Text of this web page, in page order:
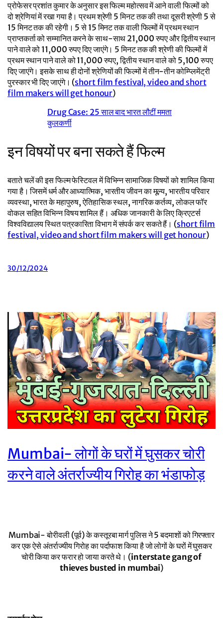
प्रोफेसर प्रशांत कुमार के अनुसार इस फिल्म महोत्सव में आने वाली फिल्मों को
दो श्रेणियां में रखा गया है। प्रथम श्रेणी 5 मिनट तक की तथा दूसरी श्रेणी 5 से
15 मिनट तक की रहेगी। 5 से 15 मिनट तक वाली फिल्मों में प्रथम स्थान
प्राप्तकर्ता को सम्मानित करने के साथ-साथ 21,000 रुपए और द्वितीय स्थान
पाने वाले को 11,000 रुपए दिए जाएंगे। 5 मिनट तक की श्रेणी की फिल्मों में
प्रथम स्थान पाने वाले को 11,000 रुपए, द्वितीय स्थान वाले को 5,100 रुपए
दिए जाएंगे। इसके साथ ही दोनों श्रेणियों की फिल्मों में तीन-तीन कोम्प्लिमेंट्री
पुरस्कार भी दिए जाएंगे। (short film festival, video and short
film makers will get honour)
Drug Case: 25 साल बाद भारत लौटीं ममता
कुलकर्णी
इन विषयों पर बना सकते हैं फिल्म
बताते चलें की इस फिल्म फेस्टिवल में विभिन्न सामाजिक विषयों को शामिल किया
गया है। जिसमें धर्म और आध्यात्मिक, भारतीय जीवन का मूल्य, भारतीय परिवार
व्यवस्था, भारत के महापुरुष, ऐतिहासिक स्थल, नागरिक कर्तव्य, लोकल फॉर
वोकल सहित विभिन्न विषय शामिल हैं। अधिक जानकारी के लिए क्रिएटर्स
विश्वविद्यालय स्थित पत्रकारिता विभाग में संपर्क कर सकते हैं। (short film
festival, video and short film makers will get honour)
30/12/2024
Mumbai- लोगों के घरों में घुसकर चोरी
करने वाले अंतर्राज्यीय गिरोह का भंडाफोड़
Mumbai- बोरीवली (पूर्व) के कस्तूरबा मार्ग पुलिस ने 5 बदमाशों को गिरफ्तार
कर एक ऐसे अंतर्राज्यीय गिरोह का पर्दाफाश किया है जो लोगों के घरों में घुसकर
चोरी किया कर फरार हो जाया करते थे। (interstate gang of
thieves busted in mumbai)